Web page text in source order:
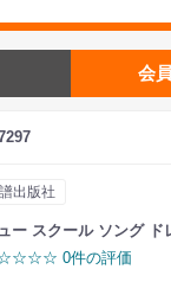
会
出版社
ー スクール ソング ド
0件の評価